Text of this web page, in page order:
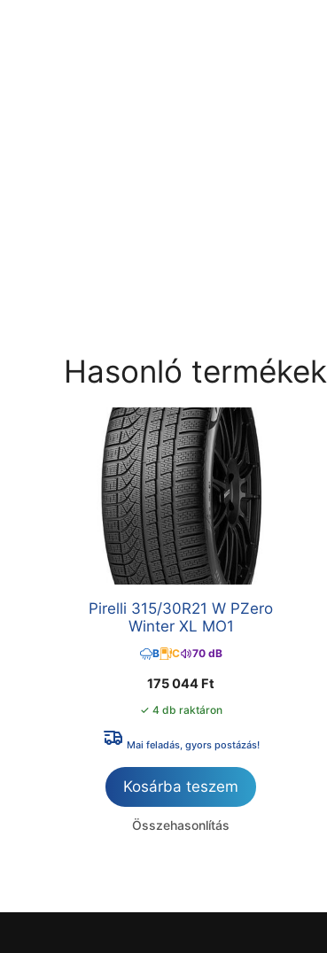
Hasonló termékek
Pirelli 315/30R21 W PZero
Winter XL MO1
B C 70 dB
175 044 Ft
✓ 4 db raktáron
Mai feladás, gyors postázás!
Kosárba teszem
Összehasonlítás